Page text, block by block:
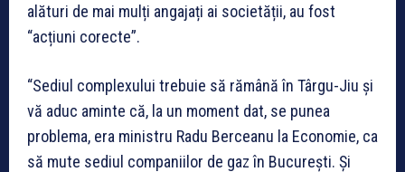
alături de mai mulți angajați ai societății, au fost
“acțiuni corecte”.
“Sediul complexului trebuie să rămână în Târgu-Jiu și
vă aduc aminte că, la un moment dat, se punea
problema, era ministru Radu Berceanu la Economie, ca
să mute sediul companiilor de gaz în București. Și